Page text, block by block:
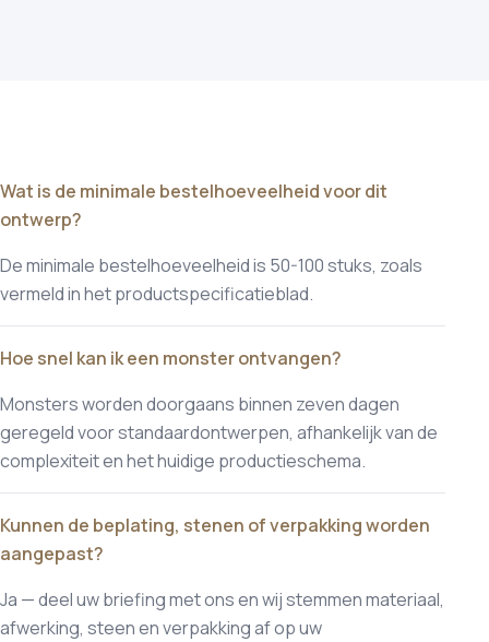
Wat is de minimale bestelhoeveelheid voor dit
ontwerp?
De minimale bestelhoeveelheid is 50-100 stuks, zoals
vermeld in het productspecificatieblad.
Hoe snel kan ik een monster ontvangen?
Monsters worden doorgaans binnen zeven dagen
geregeld voor standaardontwerpen, afhankelijk van de
complexiteit en het huidige productieschema.
Kunnen de beplating, stenen of verpakking worden
aangepast?
Ja — deel uw briefing met ons en wij stemmen materiaal,
afwerking, steen en verpakking af op uw